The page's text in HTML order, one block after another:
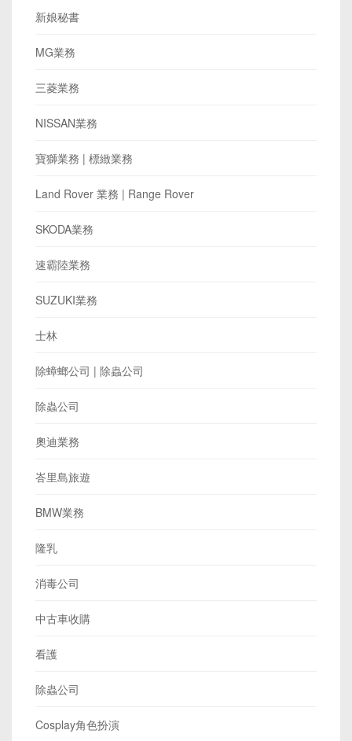
新娘秘書
MG業務
三菱業務
NISSAN業務
寶獅業務 | 標緻業務
Land Rover 業務 | Range Rover
SKODA業務
速霸陸業務
SUZUKI業務
士林
除蟑螂公司 | 除蟲公司
除蟲公司
奧迪業務
峇里島旅遊
BMW業務
隆乳
消毒公司
中古車收購
看護
除蟲公司
Cosplay角色扮演